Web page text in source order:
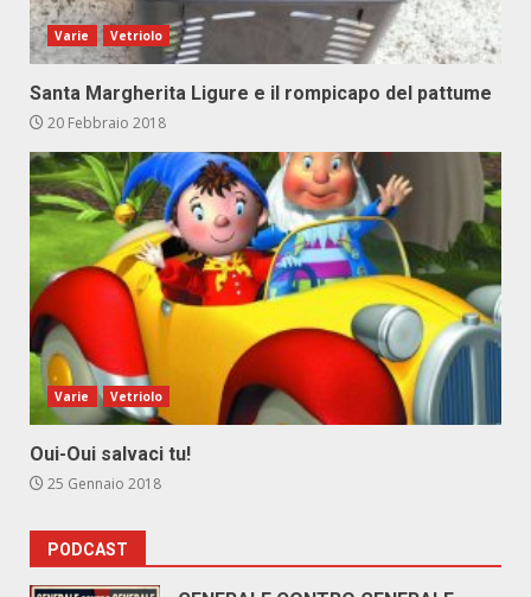
Varie Vetriolo
Santa Margherita Ligure e il rompicapo del pattume
20 Febbraio 2018
Varie Vetriolo
Oui-Oui salvaci tu!
25 Gennaio 2018
PODCAST